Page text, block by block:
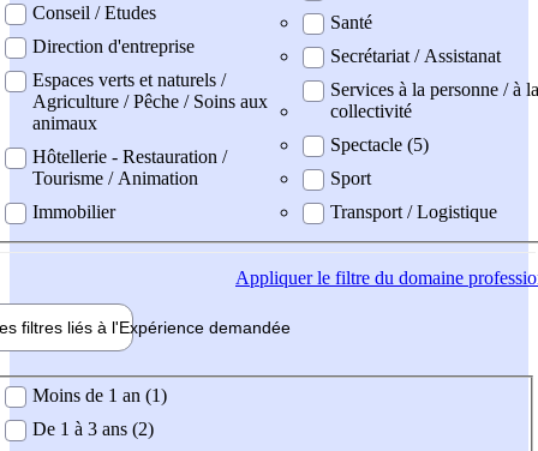
Conseil / Etudes
Direction d'entreprise
Espaces verts et naturels /
Agriculture / Pêche / Soins aux
animaux
Hôtellerie - Restauration /
Tourisme / Animation
Immobilier
Santé
Secrétariat / Assistanat
Services à la personne / à la
collectivité
Spectacle (5)
Sport
Transport / Logistique
Appliquerle filtre du domaine
filtres liés à l'Expérience demandée
demandée
Moins de 1 an (1)
De 1 à 3 ans (2)